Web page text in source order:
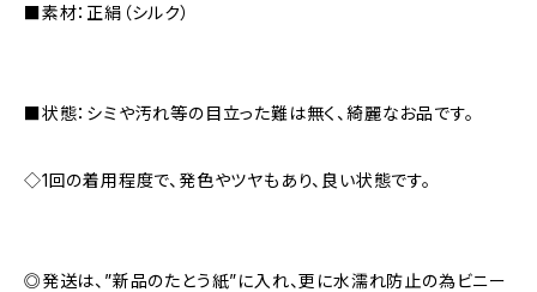
■素材：正絹（シルク）
■状態：シミや汚れ等の目立った難は無く、綺麗なお品です。
◇1回の着用程度で、発色やツヤもあり、良い状態です。
◎発送は、”新品のたとう紙”に入れ、更に水濡れ防止の為ビニー